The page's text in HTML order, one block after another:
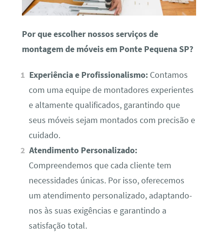
Por que escolher nossos serviços de
montagem de móveis em Ponte Pequena SP?
Experiência e Profissionalismo: Contamos
com uma equipe de montadores experientes
e altamente qualificados, garantindo que
seus móveis sejam montados com precisão e
cuidado.
Atendimento Personalizado:
Compreendemos que cada cliente tem
necessidades únicas. Por isso, oferecemos
um atendimento personalizado, adaptando-
nos às suas exigências e garantindo a
satisfação total.